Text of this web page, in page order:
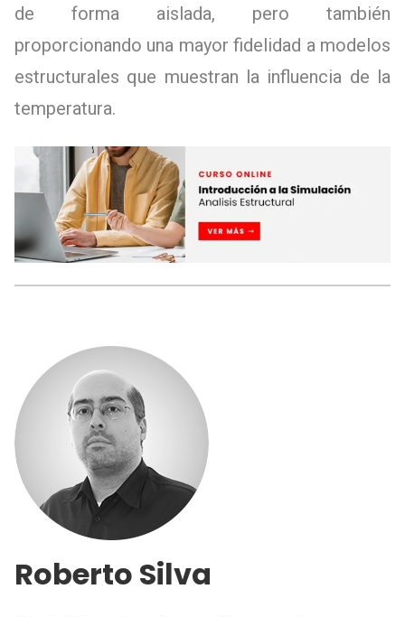
de forma aislada, pero también
proporcionando una mayor fidelidad a modelos
estructurales que muestran la influencia de la
temperatura.
Roberto Silva